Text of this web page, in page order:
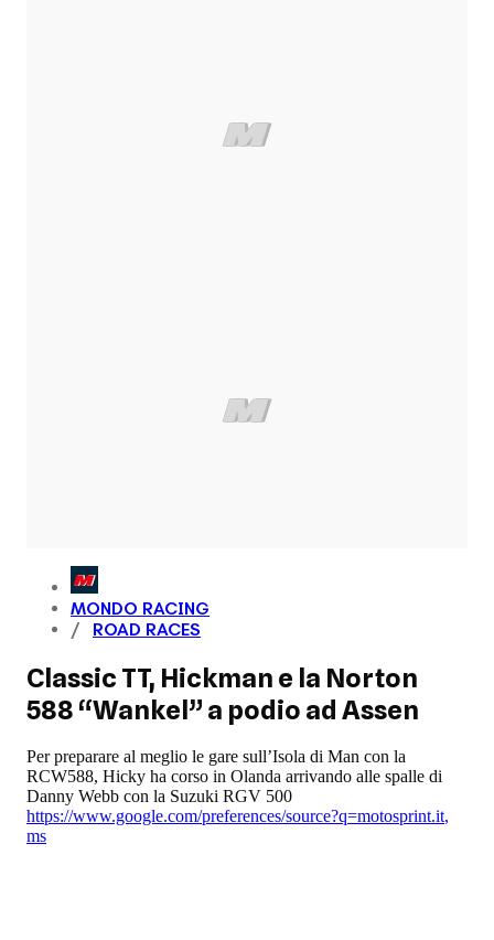
MONDO RACING
ROAD RACES
Classic TT, Hickman e la Norton
588 “Wankel” a podio ad Assen
Per preparare al meglio le gare sull’Isola di Man con la
RCW588, Hicky ha corso in Olanda arrivando alle spalle di
Danny Webb con la Suzuki RGV 500
https://www.google.com/preferences/source?q=motosprint.it,
ms